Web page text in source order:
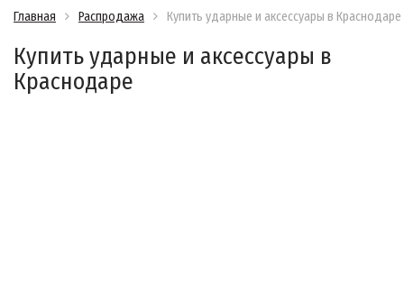
Главная Распродажа Купить ударные и аксессуары в Краснодаре
Купить ударные и аксессуары в
Краснодаре